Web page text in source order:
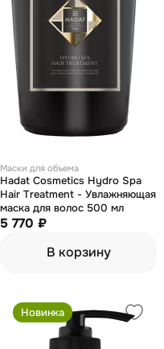
Маски для объема
Hadat Cosmetics Hydro Spa
Hair Treatment - Увлажняющая
маска для волос 500 мл
5 770 ₽
В корзину
Новинка